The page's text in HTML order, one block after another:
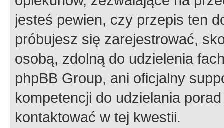
jesteś pewien, czy przepis ten
próbujesz się zarejestrować,
osobą, zdolną do udzielenia
phpBB Group, ani oficjalny
kompetencji do udzielania
kontaktować w tej kwestii.